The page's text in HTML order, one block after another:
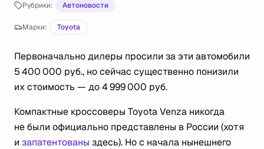
Рубрики: Автоновости
Марки: Toyota
Первоначально дилеры просили за эти автомобили
5 400 000 руб., но сейчас существенно понизили
их стоимость — до 4 999 000 руб.
Компактные кроссоверы Toyota Venza никогда
не были официально представлены в России (хотя
и запатентованы здесь). Но с начала нынешнего